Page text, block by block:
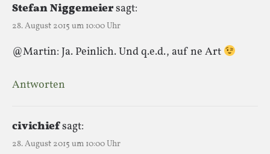
Stefan Niggemeiersagt:
28. August 2015 um 10:00 Uhr
@Martin: Ja. Peinlich. Und q.e.d., auf ne Art
Antworten
civichiefsagt:
28. August 2015 um 10:00 Uhr